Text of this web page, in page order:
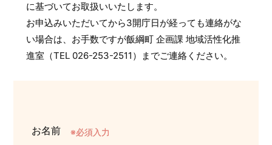
に基づいてお取扱いいたします。
お申込みいただいてから3開庁日が経っても連絡がな
い場合は、お手数ですが飯綱町 企画課 地域活性化推
進室（TEL 026-253-2511）までご連絡ください。
お名前 ※必須入力